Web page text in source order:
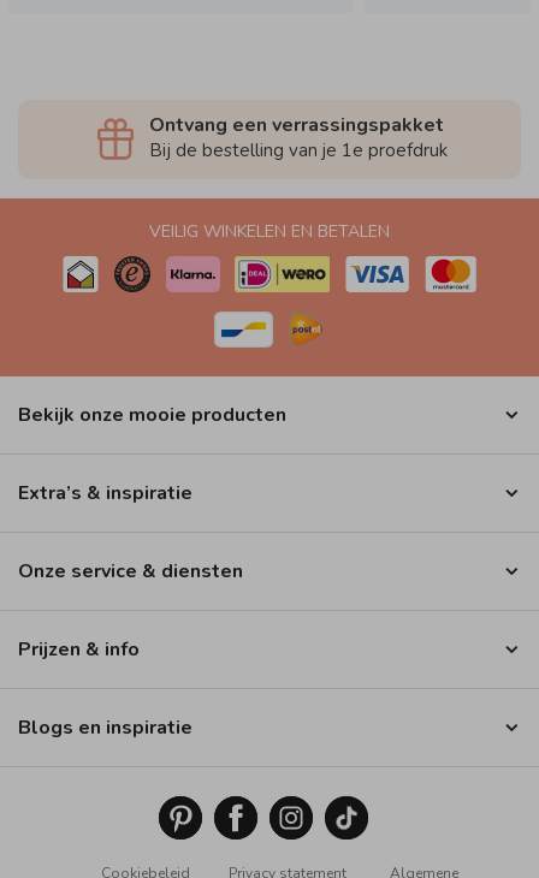
Ontvang een verrassingspakket
Bij de bestelling van je 1e proefdruk
VEILIG WINKELEN EN BETALEN
Bekijk onze mooie producten
Extra’s & inspiratie
Onze service & diensten
Prijzen & info
Blogs en inspiratie
Cookiebeleid Privacy statement Algemene